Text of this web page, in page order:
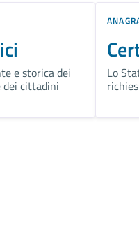
e storica dei
cittadini
Lo